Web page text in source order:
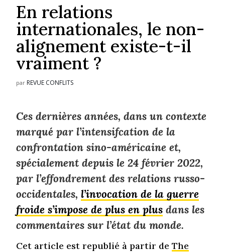
En relations
internationales, le non-
alignement existe-t-il
vraiment ?
par REVUE CONFLITS
Ces dernières années, dans un contexte
marqué par l’intensifcation de la
confrontation sino-américaine et,
spécialement depuis le 24 février 2022,
par l’effondrement des relations russo-
occidentales,l’invocation de la guerre
froide s’impose de plus en plus dans les
commentaires sur l’état du monde.
Cet article est republié à partir deThe